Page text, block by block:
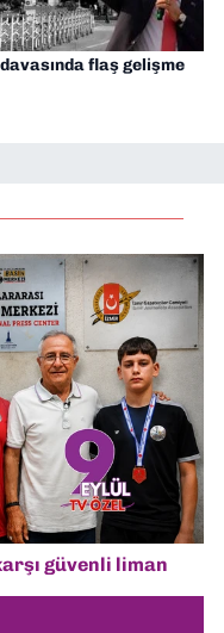
flaş gelişme
güvenli liman